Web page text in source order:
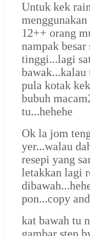
Untuk kek
12++ orang
nampak
tinggi...lagi
pula kotak
bubuh
tu...hehehe
Ok la jom
yer...walau
resepi yang
letakkan lagi
pon...copy
kat bawah tu